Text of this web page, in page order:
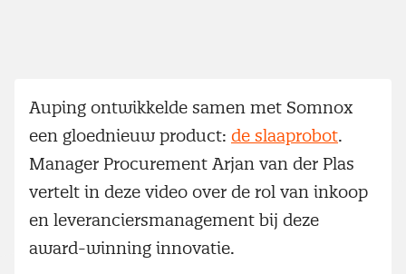
Auping ontwikkelde samen met Somnox
een gloednieuw product: de slaaprobot.
Manager Procurement Arjan van der Plas
vertelt in deze video over de rol van inkoop
en leveranciersmanagement bij deze
award-winning innovatie.